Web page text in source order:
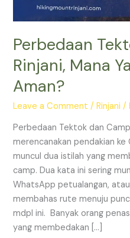
Perbedaan
Rinjani, Mana
Aman?
Leave a Comment /Rinjani /
Perbedaan Tektok dan
merencanakan pendakian ke
muncul dua istilah yang
camp. Dua kata ini sering
WhatsApp petualangan,
membahas rute menuju
mdpl ini. Banyak orang
yang membedakan […]
Aman?